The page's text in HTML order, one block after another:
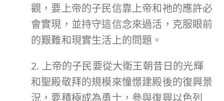
觀，要上帝的子民信靠上帝和祂的應許必
會實現，並持守這信念來過活，克服眼前
的艱難和現實生活上的問題。
2. 上帝的子民要從大衛王朝昔日的光輝
和聖殿敬拜的規模來憧憬建殿後的復興景
況，要積極成為勇士，參與復興以色列